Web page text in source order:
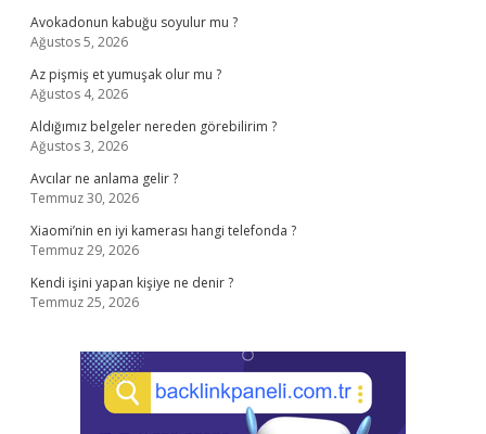
Avokadonun kabuğu soyulur mu ?
Ağustos 5, 2026
Az pişmiş et yumuşak olur mu ?
Ağustos 4, 2026
Aldığımız belgeler nereden görebilirim ?
Ağustos 3, 2026
Avcılar ne anlama gelir ?
Temmuz 30, 2026
Xiaomi’nin en iyi kamerası hangi telefonda ?
Temmuz 29, 2026
Kendi işini yapan kişiye ne denir ?
Temmuz 25, 2026